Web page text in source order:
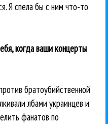
Я спела бы с ним что-то
когда ваши концерты
братоубийственной
лбами украинцев и
фанатов по